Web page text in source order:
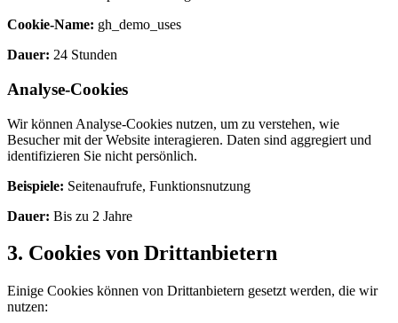
Cookie-Name: gh_demo_uses
Dauer: 24 Stunden
Analyse-Cookies
Wir können Analyse-Cookies nutzen, um zu verstehen, wie
Besucher mit der Website interagieren. Daten sind aggregiert und
identifizieren Sie nicht persönlich.
Beispiele: Seitenaufrufe, Funktionsnutzung
Dauer: Bis zu 2 Jahre
3. Cookies von Drittanbietern
Einige Cookies können von Drittanbietern gesetzt werden, die wir
nutzen: